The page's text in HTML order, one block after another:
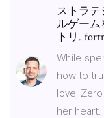
ストラ
ルゲーム
トリ.
While
how to
love,
her